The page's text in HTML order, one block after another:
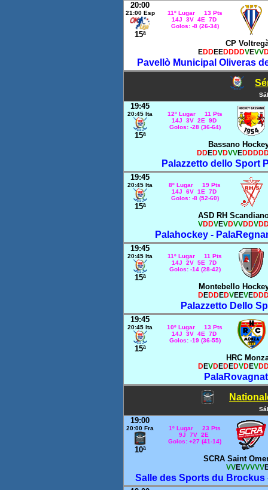
20:00
21:00 Esp
15ª
11º Lugar 13 Pts
14J 3V 4E 7D
Golos: -8 (26-34)
CP
EDDEEDDDDVEVV
Pavellò Municipal Oliveras
19:45
20:45 Ita
15ª
12º Lugar 11 Pts
14J 3V 2E 9D
Golos: -28 (36-64)
Bassano
DDEDVDVVE
Palazzetto dello Sport
19:45
20:45 Ita
15ª
8º Lugar 19 Pts
14J 6V 1E 7D
Golos: -8 (52-60)
ASD RH
VDDVEVDVVDDV
Palahockey -
19:45
20:45 Ita
15ª
11º Lugar 11 Pts
14J 2V 5E 7D
Golos: -14 (28-42)
Montebello
DEDDEDVEEVE
Palazzetto Dello
19:45
20:45 Ita
15ª
10º Lugar 13 Pts
14J 3V 4E 7D
Golos: -19 (36-55)
HRC
DEVDEDEDVDEV
19:00
20:00 Fra
10ª
1º Lugar 23 Pts
9J 7V 2E
Golos: +27 (41-14)
SCRA Saint
VVEVVVVV
Salle des Sports du Brockus